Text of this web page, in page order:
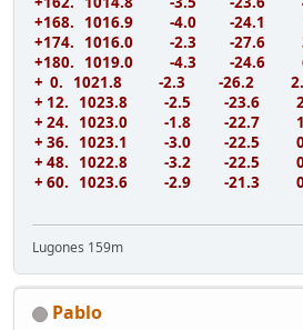
+168. 1016.9 -4.0 -24.1
+174. 1016.0 -2.3 -27.6
+180. 1019.0 -4.3 -24.6
+ 0. 1021.8 -2.3 -26.2
+ 12. 1023.8 -2.5 -23.6
+ 24. 1023.0 -1.8 -22.7
+ 36. 1023.1 -3.0 -22.5
+ 48. 1022.8 -3.2 -22.5
+ 60. 1023.6 -2.9 -21.3
Lugones 159m
Pablo